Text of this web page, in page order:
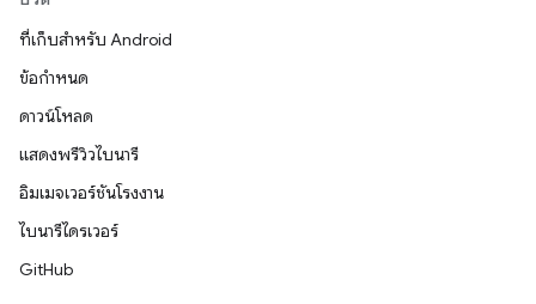
ที่เก็บสำหรับ Android
ข้อกำหนด
ดาวน์โหลด
แสดงพรีวิวไบนารี
อิมเมจเวอร์ชันโรงงาน
ไบนารีไดรเวอร์
GitHub